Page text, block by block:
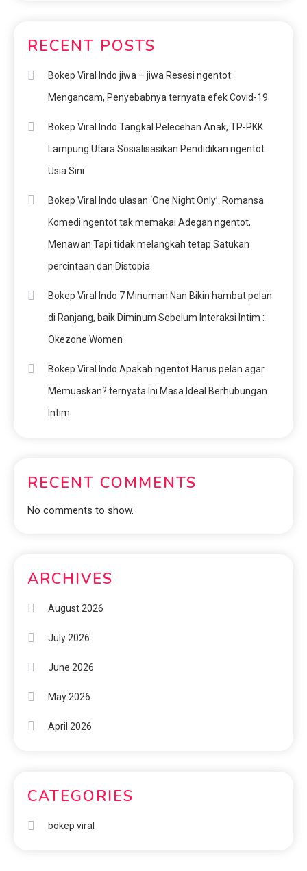
RECENT POSTS
Bokep Viral Indo jiwa – jiwa Resesi ngentot
Mengancam, Penyebabnya ternyata efek Covid-19
Bokep Viral Indo Tangkal Pelecehan Anak, TP-PKK
Lampung Utara Sosialisasikan Pendidikan ngentot
Usia Sini
Bokep Viral Indo ulasan ‘One Night Only’: Romansa
Komedi ngentot tak memakai Adegan ngentot,
Menawan Tapi tidak melangkah tetap Satukan
percintaan dan Distopia
Bokep Viral Indo 7 Minuman Nan Bikin hambat pelan
di Ranjang, baik Diminum Sebelum Interaksi Intim :
Okezone Women
Bokep Viral Indo Apakah ngentot Harus pelan agar
Memuaskan? ternyata Ini Masa Ideal Berhubungan
Intim
RECENT COMMENTS
No comments to show.
ARCHIVES
August 2026
July 2026
June 2026
May 2026
April 2026
CATEGORIES
bokep viral